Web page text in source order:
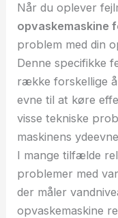
Når du oplever
opvaskemaskine
problem med din
Denne specifikke
række forskellige
evne til at køre
visse tekniske
maskinens
I mange tilfælde
problemer med
der måler
opvaskemaskine